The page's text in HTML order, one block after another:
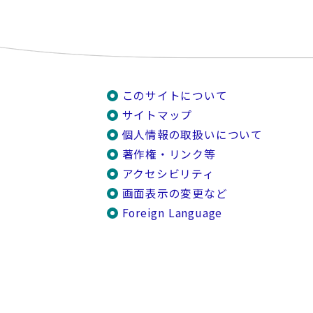
このサイトについて
サイトマップ
個人情報の取扱いについて
著作権・リンク等
アクセシビリティ
画面表示の変更など
Foreign Language